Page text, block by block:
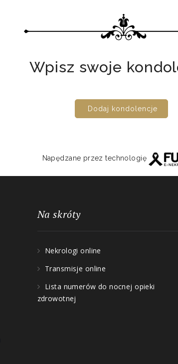
Wpisz swoje
Dodaj kondolencje
Napędzane przez technologię
Na skróty
Nekrologi online
Transmisje online
Lista numerów do nocnej opieki
zdrowotnej